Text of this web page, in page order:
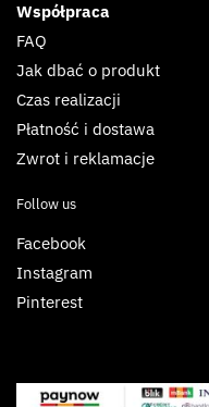
Współpraca
FAQ
Jak dbać o produkt
Czas realizacji
Płatność i dostawa
Zwrot i reklamacje
Follow us
Facebook
Instagram
Pinterest